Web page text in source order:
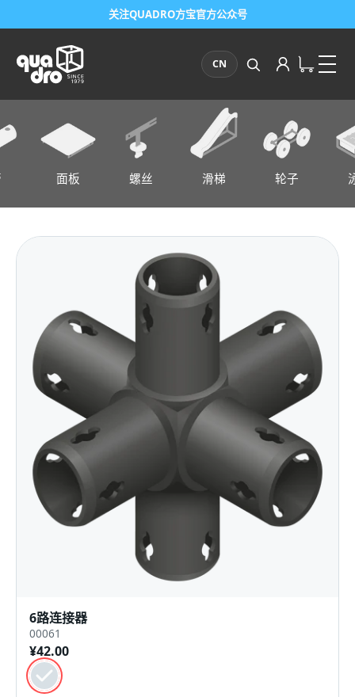
关注QUADRO方宝官方公众号
CN
面板 螺丝 滑梯 轮子
6路连接器
00061
¥42.00
颜色
黑色的